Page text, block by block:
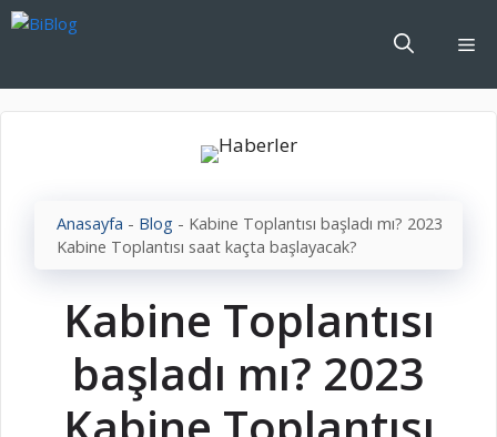
İçeriğe
Anasayfa - Blog - Kabine Toplantısı başladı mı? 2023
Kabine Toplantısı saat kaçta başlayacak?
Kabine Toplantısı
başladı mı? 2023